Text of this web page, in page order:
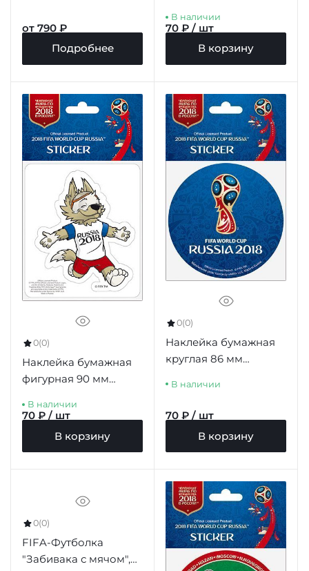
от 790 ₽
Подробнее
цв.зеленый
В наличии
70 ₽ / шт
В корзину
0(0)
Наклейка бумажная
фигурная 90 мм
В наличии
70 ₽ / шт
В корзину
0(0)
Наклейка бумажная
круглая 86 мм
ЧМ-2018" синий фон
В наличии
70 ₽ / шт
В корзину
0(0)
FIFA-Футболка
"Забивака с мячом",